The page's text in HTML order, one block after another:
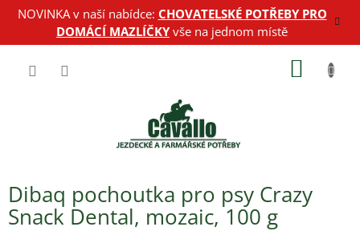
PřejítNOVINKA v naší nabídce: CHOVATELSKÉ POTŘEBY PRO
DOMÁCÍ MAZLÍČKYvše na jednom místě
Dibaq pochoutka pro psy Crazy
Snack Dental, mozaic, 100 g